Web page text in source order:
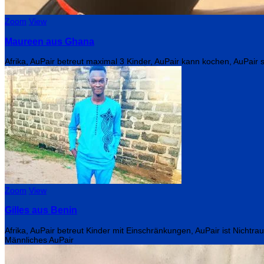
Zoom View
Maureen aus Ghana
Afrika, AuPair betreut maximal 3 Kinder, AuPair kann kochen,
Zoom View
Gilles aus Benin
Afrika, AuPair betreut Kinder mit Einschränkungen, AuPair ist
Männliches AuPair